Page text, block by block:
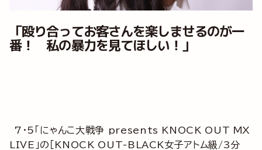
「殴り合ってお客さんを楽しませるのが一
番！ 私の暴力を見てほしい！」
7・5「にゃんこ大戦争 presents KNOCK OUT MX
LIVE」の［KNOCK OUT-BLACK女子アトム級/3分